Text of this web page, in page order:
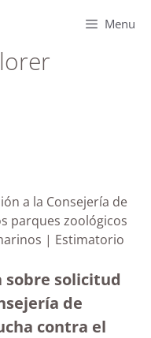
Menu
a la Consejería de
parques zoológicos
| Estimatorio
sobre solicitud
de
contra el